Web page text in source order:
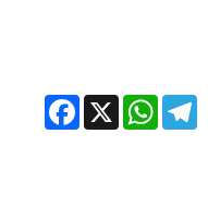
Facebook
X